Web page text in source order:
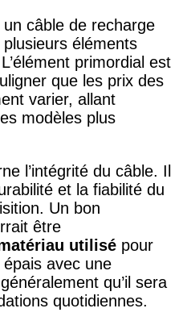
un câble de recharge
éléments
primordial est
que les prix des
varier, allant
modèles plus
l’intégrité du câble. Il
et la fiabilité du
Un bon
être
utilisé pour
avec une
qu’il sera
quotidiennes.